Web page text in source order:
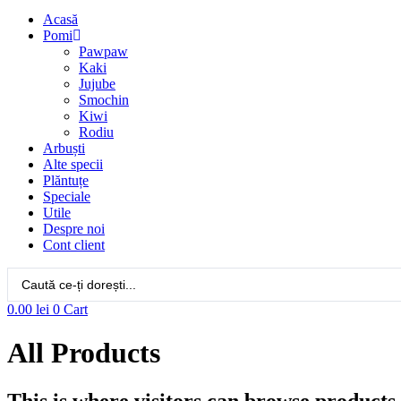
Acasă
Pomi
Pawpaw
Kaki
Jujube
Smochin
Kiwi
Rodiu
Arbuști
Alte specii
Plăntuțe
Speciale
Utile
Despre noi
Cont client
0.00 lei 0 Cart
All Products